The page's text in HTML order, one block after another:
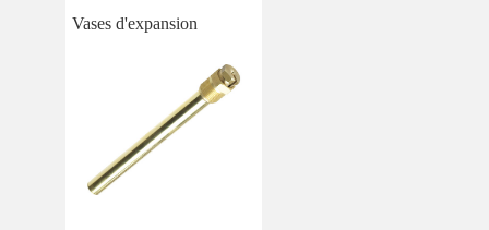
Vases d'expansion